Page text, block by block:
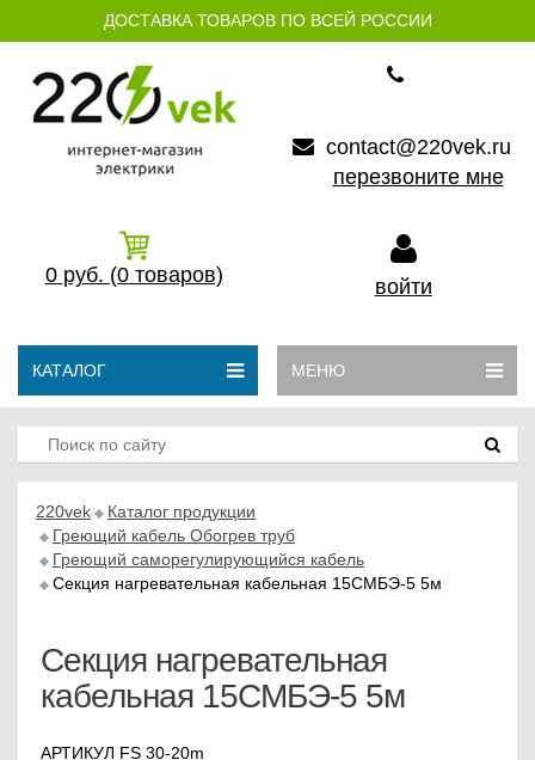
ДОСТАВКА ТОВАРОВ ПО ВСЕЙ РОССИИ
contact@220vek.ru
перезвоните мне
0 руб. (0 товаров) войти
КАТАЛОГ МЕНЮ
220vek
Каталог продукции
Греющий кабель Обогрев труб
Греющий саморегулирующийся кабель
Секция нагревательная кабельная 15СМБЭ-5 5м
Секция нагревательная
кабельная 15СМБЭ-5 5м
АРТИКУЛ FS 30-20m